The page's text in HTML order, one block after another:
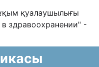
қуалаушылығы
в здравоохранении" -